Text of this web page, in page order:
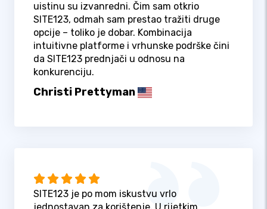
uistinu su izvanredni. Čim sam otkrio
SITE123, odmah sam prestao tražiti druge
opcije – toliko je dobar. Kombinacija
intuitivne platforme i vrhunske podrške čini
da SITE123 prednjači u odnosu na
konkurenciju.
Christi Prettyman
SITE123 je po mom iskustvu vrlo
jednostavan za korištenje. U rijetkim